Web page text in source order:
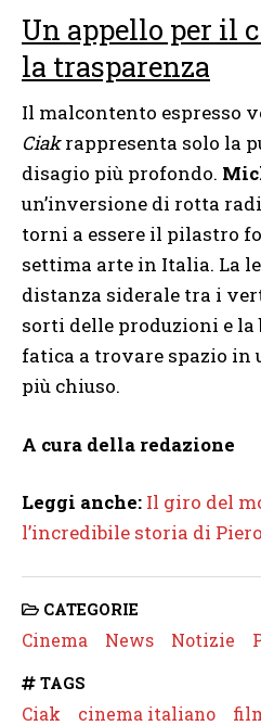
Un appello per il
la trasparenza
Il malcontento espresso
Ciakrappresenta solo la
disagio più profondo.
un’inversione di rotta
torni a essere il pilastro
settima arte in Italia. La
distanza siderale tra i
sorti delle produzioni e
fatica a trovare spazio in
più chiuso.
A cura della redazione
Leggi anche: Il giro del
l’incredibile storia di
CATEGORIE
Cinema News Notizie
TAGS
Ciak cinema italiano